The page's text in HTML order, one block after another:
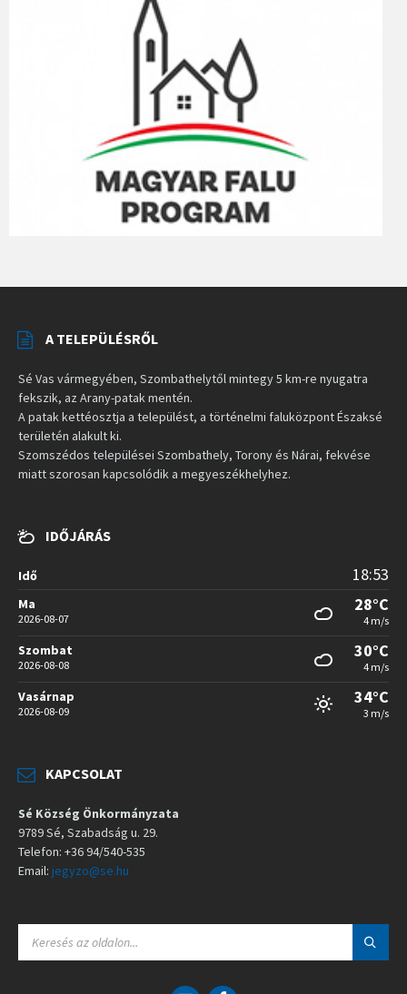
A TELEPÜLÉSRŐL
Sé Vas vármegyében, Szombathelytől mintegy 5 km-re nyugatra
fekszik, az Arany-patak mentén.
A patak kettéosztja a települést, a történelmi faluközpont Északsé
területén alakult ki.
Szomszédos települései Szombathely, Torony és Nárai, fekvése
miatt szorosan kapcsolódik a megyeszékhelyhez.
IDŐJÁRÁS
Idő 18:53
Ma
2026-08-07
28°C
4 m/s
Szombat
2026-08-08
30°C
4 m/s
Vasárnap
2026-08-09
34°C
3 m/s
KAPCSOLAT
Sé Község Önkormányzata
9789 Sé, Szabadság u. 29.
Telefon: +36 94/540-535
Email: jegyzo@se.hu
A